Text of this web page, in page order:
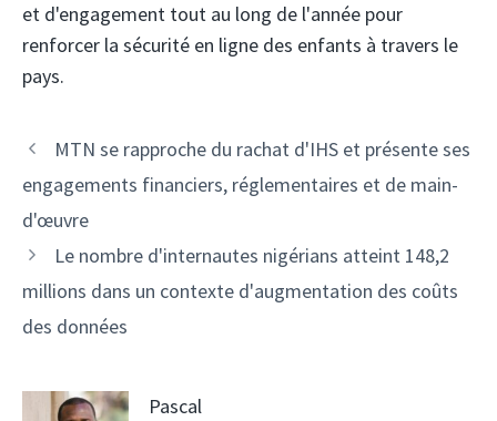
et d'engagement tout au long de l'année pour
renforcer la sécurité en ligne des enfants à travers le
pays.
Navigation
des
MTN se rapproche du rachat d'IHS et présente ses
engagements financiers, réglementaires et de main-
d'œuvre
Le nombre d'internautes nigérians atteint 148,2
millions dans un contexte d'augmentation des coûts
des données
Pascal